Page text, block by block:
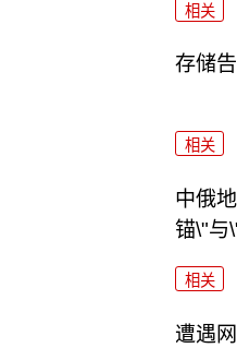
相关
存储
相关
中俄
锚\"与
相关
遭遇